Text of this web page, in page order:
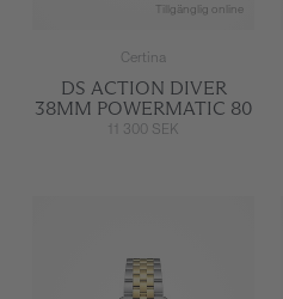
Tillgänglig online
Certina
DS ACTION DIVER
38MM POWERMATIC 80
11 300 SEK